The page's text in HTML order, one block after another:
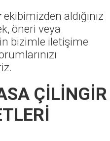
ekibimizden aldığınız
öneri veya
bizimle iletişime
ÇİLİNGİR